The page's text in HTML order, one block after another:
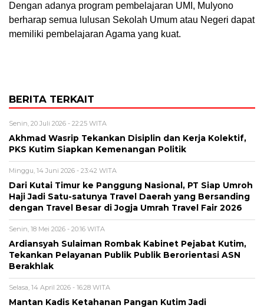
Dengan adanya program pembelajaran UMI, Mulyono
berharap semua lulusan Sekolah Umum atau Negeri dapat
memiliki pembelajaran Agama yang kuat.
BERITA TERKAIT
Senin, 20 Juli 2026 - 22:25 WITA
Akhmad Wasrip Tekankan Disiplin dan Kerja Kolektif,
PKS Kutim Siapkan Kemenangan Politik
Minggu, 14 Juni 2026 - 23:42 WITA
Dari Kutai Timur ke Panggung Nasional, PT Siap Umroh
Haji Jadi Satu-satunya Travel Daerah yang Bersanding
dengan Travel Besar di Jogja Umrah Travel Fair 2026
Senin, 18 Mei 2026 - 20:16 WITA
Ardiansyah Sulaiman Rombak Kabinet Pejabat Kutim,
Tekankan Pelayanan Publik Publik Berorientasi ASN
Berakhlak
Selasa, 14 April 2026 - 16:28 WITA
Mantan Kadis Ketahanan Pangan Kutim Jadi